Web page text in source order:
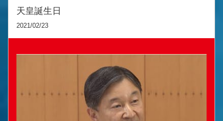
天皇誕生日
2021/02/23